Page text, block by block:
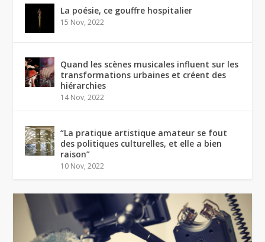
La poésie, ce gouffre hospitalier
15 Nov, 2022
Quand les scènes musicales influent sur les
transformations urbaines et créent des
hiérarchies
14 Nov, 2022
“La pratique artistique amateur se fout
des politiques culturelles, et elle a bien
raison”
10 Nov, 2022